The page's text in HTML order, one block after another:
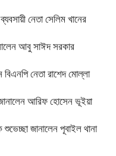
নেতা সেলিম খানের
আবু সাঈদ সরকার
নেতা রাশেদ মোল্লা
আরিফ হোসেন ভূইয়া
জানালেন পূবাইল থানা